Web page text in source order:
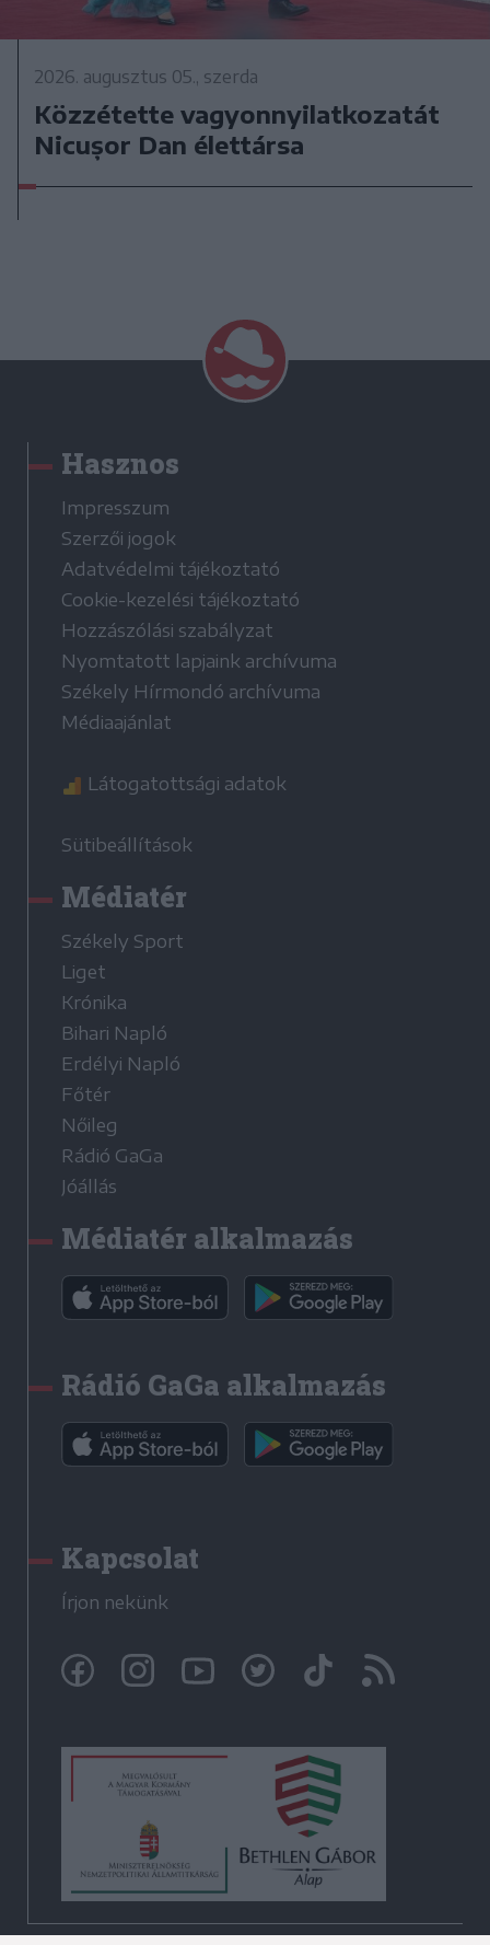
2026. augusztus 05., szerda
Közzétette vagyonnyilatkozatát
Nicușor Dan élettársa
Hasznos
Impresszum
Szerzői jogok
Adatvédelmi tájékoztató
Cookie-kezelési tájékoztató
Hozzászólási szabályzat
Nyomtatott lapjaink archívuma
Székely Hírmondó archívuma
Médiaajánlat
Látogatottsági adatok
Sütibeállítások
Médiatér
Székely Sport
Liget
Krónika
Bihari Napló
Erdélyi Napló
Főtér
Nőileg
Rádió GaGa
Jóállás
Médiatér alkalmazás
Rádió GaGa alkalmazás
Kapcsolat
Írjon nekünk